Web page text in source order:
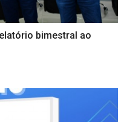
bimestral ao